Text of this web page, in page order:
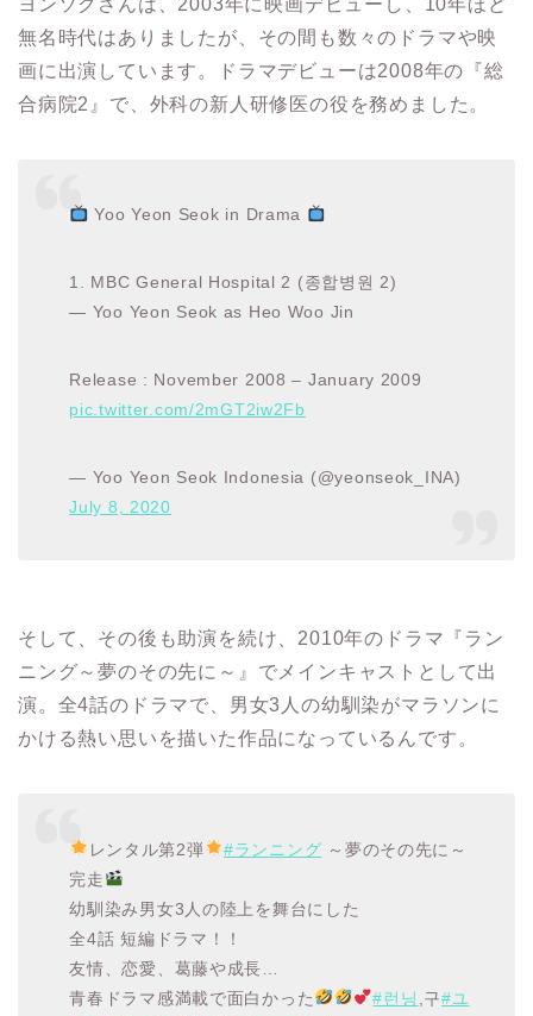
無名時代はありましたが、その間も数々のドラマや映
画に出演しています。
ドラマデビューは2008年の『総
合病院2 』で、外科の新人研修医の役を務めました。
Yoo Yeon Seok in Drama
1. MBC General Hospital 2 (종합병원 2)
— Yoo Yeon Seok as Heo Woo Jin
Release : November 2008 – January 2009
pic.twitter.com/2mGT2iw2Fb
— Yoo Yeon Seok Indonesia (@yeonseok_INA)
July 8, 2020
そして、その後も助演を続け、2010年のドラマ『ラン
ニング～夢のその先に～ 』でメインキャストとして出
演。 全4話のドラマで、男女3人の幼馴染がマラソンに
かける熱い思いを描いた作品になっているんです。
レンタル第2弾 #ランニング ～夢のその先に～
完走
幼馴染み男女3人の陸上を舞台にした
全4話 短編ドラマ！！
友情、恋愛、葛藤や成長…
青春ドラマ感満載で面白かった
#런닝 ,구#ユ